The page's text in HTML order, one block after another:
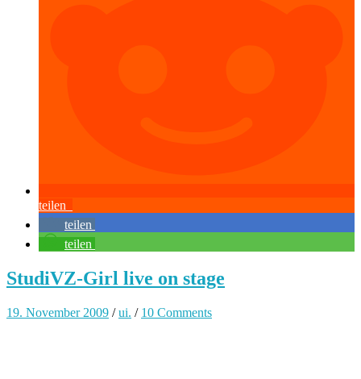
teilen
teilen
teilen
StudiVZ-Girl live on stage
19. November 2009 /ui. / 10 Comments